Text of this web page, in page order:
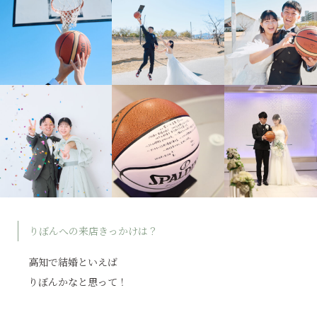
りぼんへの来店きっかけは？
高知で結婚といえば
りぼんかなと思って！